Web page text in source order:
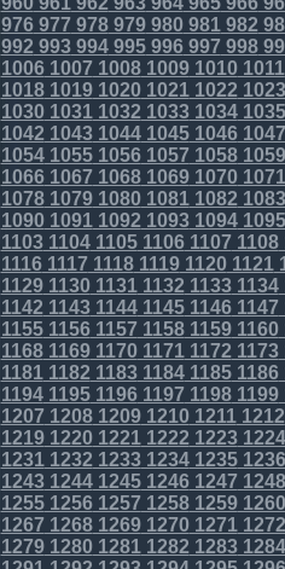
976977 978979980981982
992 993994995996997 998
10061007 1008100910101011
10181019102010211022 1023
103010311032 103310341035
1042 10431044104510461047
1054105510561057 10581059
10661067 1068106910701071
10781079108010811082 1083
109010911092 109310941095
11031104110511061107 1108
11161117 1118111911201121
1129113011311132 11331134
1142 11431144114511461147
115511561157 115811591160
11681169117011711172 1173
11811182 1183118411851186
1194119511961197 11981199
1207 12081209121012111212
1219122012211222 12231224
12311232 1233123412351236
12431244124512461247 1248
125512561257 125812591260
1267 12681269127012711272
1279128012811282 12831284